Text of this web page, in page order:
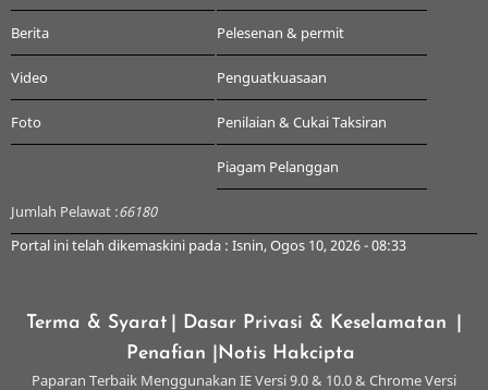
Berita
Video
Foto
Pelesenan & permit
Penguatkuasaan
Penilaian & Cukai Taksiran
Piagam Pelanggan
Jumlah Pelawat :66180
Portal ini telah dikemaskini pada : Isnin, Ogos 10, 2026 - 08:33
Terma & Syarat | Dasar Privasi & Keselamatan
Penafian
|Notis Hakcipta
Paparan Terbaik Menggunakan IE Versi 9.0 & 10.0 & Chrome Versi